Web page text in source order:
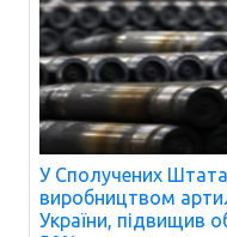
У Сполучених
виробництвом
України, підвищив